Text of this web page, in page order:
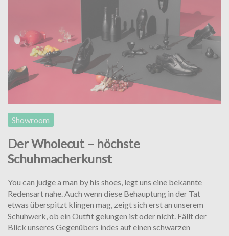
Showroom
Der Wholecut – höchste
Schuhmacherkunst
You can judge a man by his shoes, legt uns eine bekannte
Redensart nahe. Auch wenn diese Behauptung in der Tat
etwas überspitzt klingen mag, zeigt sich erst an unserem
Schuhwerk, ob ein Outfit gelungen ist oder nicht. Fällt der
Blick unseres Gegenübers indes auf einen schwarzen